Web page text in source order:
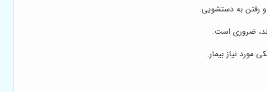
و رفتن به دستشویی.
ضروری است.
مورد نیاز بیمار.